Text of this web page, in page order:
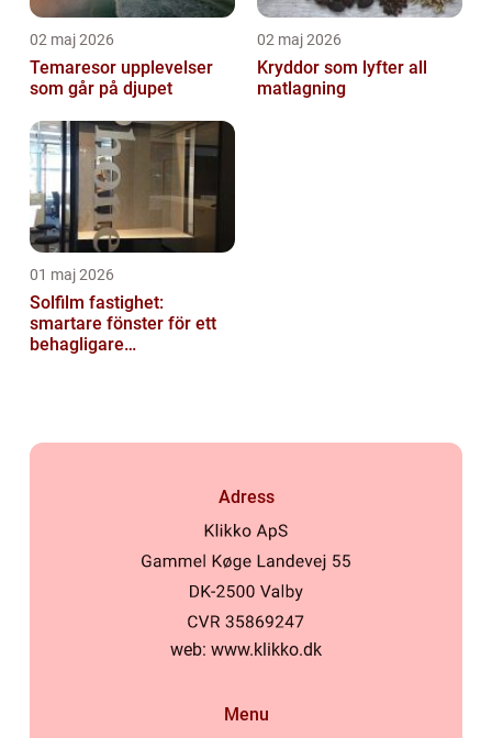
02 maj 2026
Temaresor upplevelser
som går på djupet
02 maj 2026
Kryddor som lyfter all
matlagning
01 maj 2026
Solfilm fastighet:
smartare fönster för ett
behagligare
Adress
web: www.klikko.dk
Menu